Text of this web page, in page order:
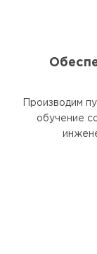
Производим
обучение